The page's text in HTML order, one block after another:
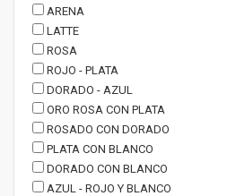
ARENA
LATTE
ROSA
ROJO - PLATA
DORADO - AZUL
ORO ROSA CON PLATA
ROSADO CON DORADO
PLATA CON BLANCO
DORADO CON BLANCO
AZUL - ROJO Y BLANCO